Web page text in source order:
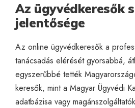
Az ügyvédkeresők
jelentősége
Az online ügyvédkeresők a
tanácsadás elérését gyorsabbá,
egyszerűbbé tették
keresők, mint a Magyar Ügyvédi
adatbázisa vagy